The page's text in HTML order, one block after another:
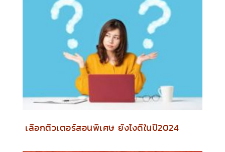
เลือกติวเตอร์สอนพิเศษ ยังไงดีในปี2024